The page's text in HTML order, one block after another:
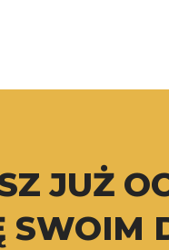
JUŻ
SWOIM